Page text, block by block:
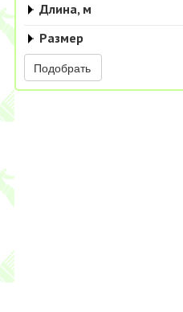
Длина, м
Размер
Подобрать